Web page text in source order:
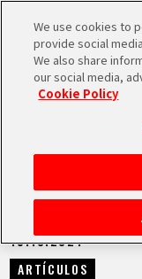
INICIO
NOTICIAS
15.10.2024
ARTÍCULOS
We use cookies to
provide social
We also share
our social media,
Cookie Policy